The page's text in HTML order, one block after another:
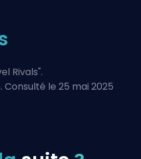
Rivals".
le 25 mai 2025